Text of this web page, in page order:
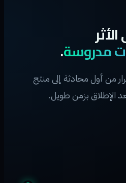
مدروسة.
من أول محادثة إلى منتج
الإطلاق بزمن طويل.